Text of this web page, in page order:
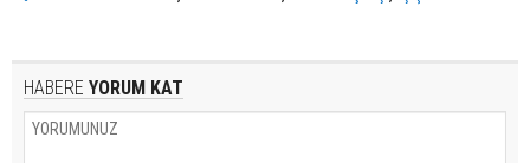
HABERE YORUM KAT